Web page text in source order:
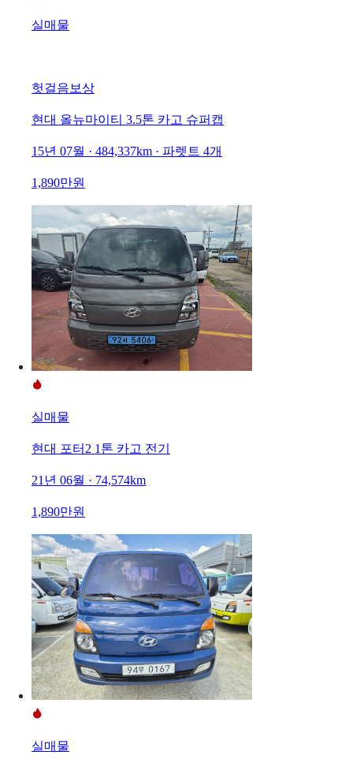
실매물
헛걸음보상
현대 올뉴마이티 3.5톤 카고 슈퍼캡
15년 07월 · 484,337km · 파렛트 4개
1,890만원
실매물
현대 포터2 1톤 카고 전기
21년 06월 · 74,574km
1,890만원
실매물